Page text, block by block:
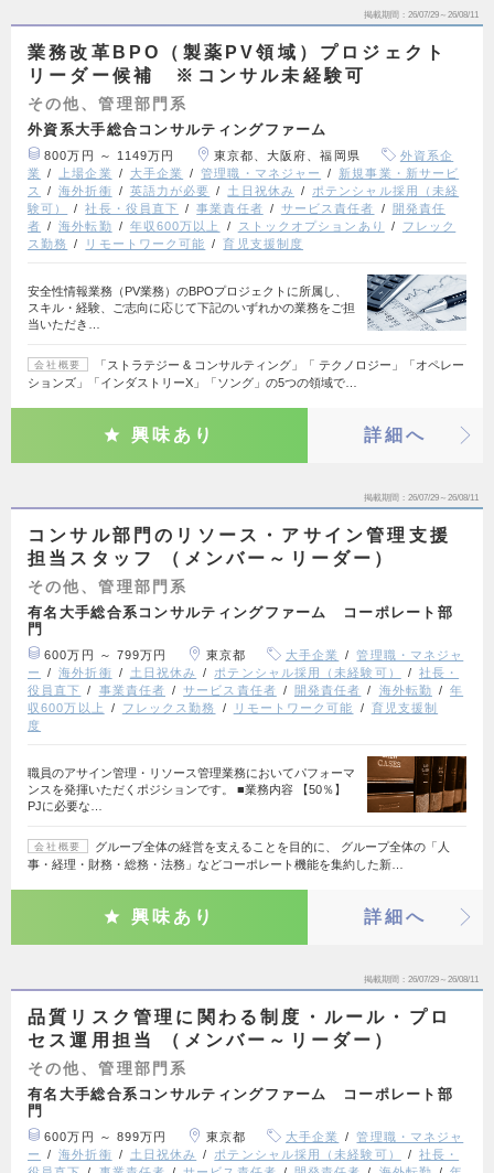
掲載期間 26/07/29～26/08/11
業務改革BPO（製薬PV領域）プロジェクト
リーダー候補 ※コンサル未経験可
その他、管理部門系
外資系大手総合コンサルティングファーム
800万円 ～ 1149万円 東京都、大阪府、福岡県
外資系企
業
上場企業 大手企業 管理職・マネジャー
新規事業・新サービ
ス
海外折衝 英語力が必要 土日祝休み
ポテンシャル採用（未経
験可）
社長・役員直下 事業責任者 サービス責任者
開発責任
者
海外転勤 年収600万以上 ストックオプションあり
フレック
ス勤務
リモートワーク可能 育児支援制度
安全性情報業務（PV業務）のBPOプロジェクトに所属し、
スキル・経験、ご志向に応じて下記のいずれかの業務をご担
当いただき…
会社概要
「ストラテジー & コンサルティング」「 テクノロジー」「オペレー
ションズ」「インダストリーX」「ソング」の5つの領域で…
興味あり 詳細へ
掲載期間 26/07/29～26/08/11
コンサル部門のリソース・アサイン管理支援
担当スタッフ （メンバー～リーダー）
その他、管理部門系
有名大手総合系コンサルティングファーム コーポレート部
門
600万円 ～ 799万円 東京都 大手企業
管理職・マネジャ
ー
海外折衝 土日祝休み ポテンシャル採用（未経験可）
社長・
役員直下
事業責任者 サービス責任者 開発責任者 海外転勤
年
収600万以上
フレックス勤務 リモートワーク可能
育児支援制
度
職員のアサイン管理・リソース管理業務においてパフォーマ
ンスを発揮いただくポジションです。 ■業務内容 【50％】
PJに必要な…
会社概要
グループ全体の経営を支えることを目的に、 グループ全体の「人
事・経理・財務・総務・法務」などコーポレート機能を集約した新…
興味あり 詳細へ
掲載期間 26/07/29～26/08/11
品質リスク管理に関わる制度・ルール・プロ
セス運用担当 （メンバー～リーダー）
その他、管理部門系
有名大手総合系コンサルティングファーム コーポレート部
門
600万円 ～ 899万円 東京都 大手企業
管理職・マネジャ
ー
海外折衝 土日祝休み ポテンシャル採用（未経験可）
社長・